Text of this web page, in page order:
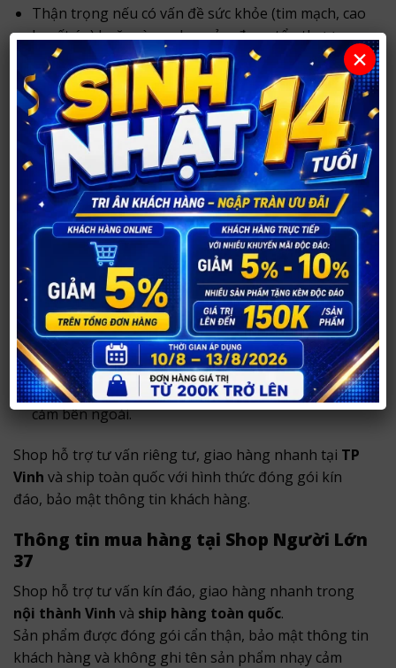
Thận trọng nếu có vấn đề sức khỏe (tim mạch, cao
huyết áp) hoặc vùng nhạy cảm đang tổn thương;
cân nhắc hỏi ý kiến chuyên gia.
Không dùng chung để đảm bảo vệ sinh. Luôn vệ
sinh trước và sau khi sử dụng.
Mua Dương Vật Giả Vibe Cao Cấp ở đâu uy
tín?
Bạn có thể muaDương Vật Giả Vibe Cao Cấptại
Shop Người Lớn 37.
14 năm hoạt động
, shop chuyên tư vấn và
cung cấp sản phẩm chính hãng, hỗ trợ khách hàng
lựa chọn kín đáo, phù hợp nhu cầu.
Sản phẩm chính hãng, thông tin rõ ràng.
Tư vấn riêng tư, phù hợp nhu cầu sử dụng.
Đóng gói kín đáo, không ghi tên sản phẩm nhạy
cảm bên ngoài.
Shop hỗ trợ tư vấn riêng tư, giao hàng nhanh tại TP
Vinh và ship toàn quốc với hình thức đóng gói kín
đáo, bảo mật thông tin khách hàng.
Thông tin mua hàng tại Shop Người Lớn
37
Shop hỗ trợ tư vấn kín đáo, giao hàng nhanh trong
nội thành Vinh và ship hàng toàn quốc.
Sản phẩm được đóng gói cẩn thận, bảo mật thông tin
khách hàng và không ghi tên sản phẩm nhạy cảm
×